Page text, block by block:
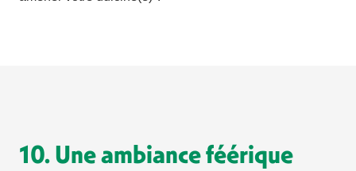
10. Une ambiance féérique